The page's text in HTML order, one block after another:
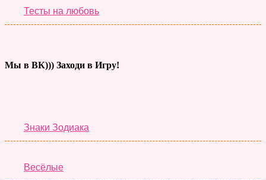
Тесты на любовь
Мы в ВК))) Заходи в Игру!
Знаки Зодиака
Весёлые